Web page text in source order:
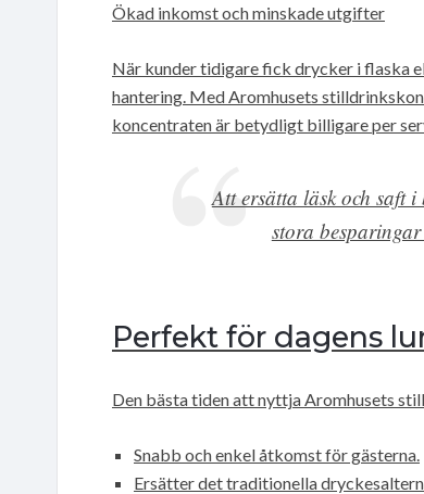
Ökad inkomst och minskade utgifter
När kunder tidigare fick drycker i flaska
hantering. Med Aromhusets
koncentraten är betydligt billigare per
Att ersätta läsk och saft
stora
Perfekt för dagens
Den bästa tiden att nyttja Aromhusets
Snabb och enkel åtkomst för gästerna.
Ersätter det traditionella